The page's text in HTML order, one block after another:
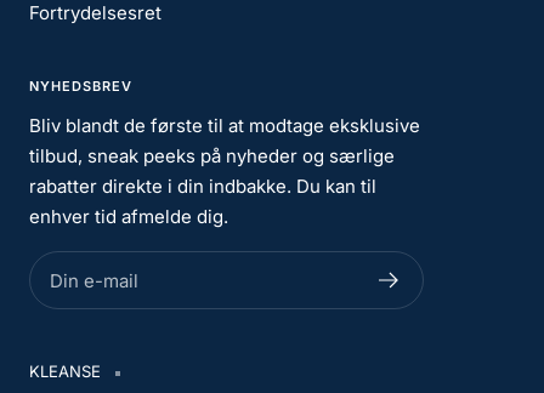
Fortrydelsesret
NYHEDSBREV
Bliv blandt de første til at modtage eksklusive
tilbud, sneak peeks på nyheder og særlige
rabatter direkte i din indbakke. Du kan til
enhver tid afmelde dig.
Din e-mail
KLEANSE